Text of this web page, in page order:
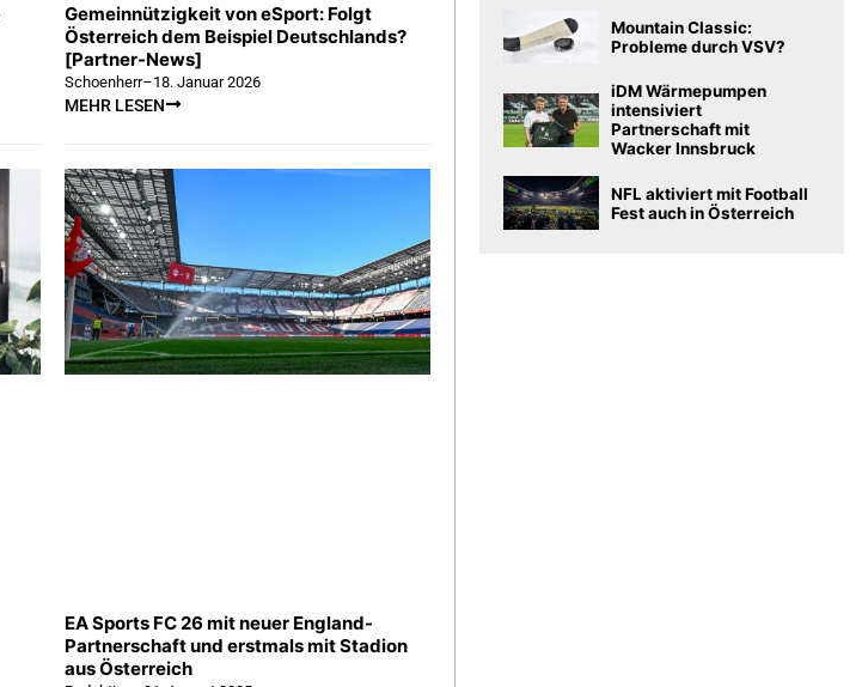
Gemeinnützigkeit von eSport: Folgt
Österreich dem Beispiel Deutschlands?
[Partner-News]
Schoenherr–18. Januar 2026
MEHR LESEN
EA Sports FC 26 mit neuer England-
Partnerschaft und erstmals mit Stadion
aus Österreich
Mountain Classic:
Probleme durch VSV?
iDM Wärmepumpen
intensiviert
Partnerschaft mit
Wacker Innsbruck
NFL aktiviert mit Football
Fest auch in Österreich